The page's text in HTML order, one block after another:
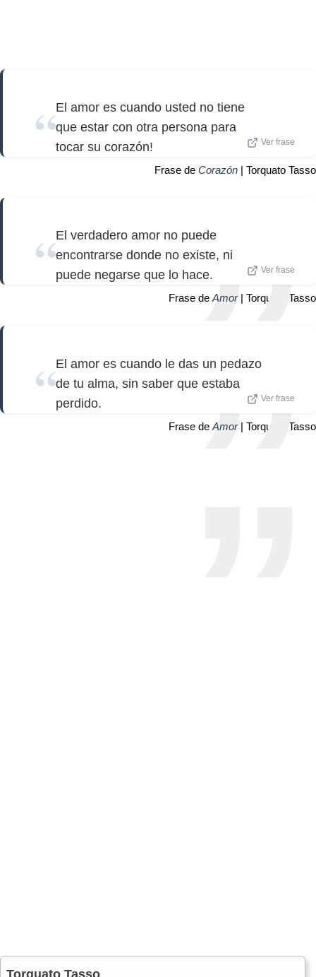
El amor es cuando usted no tiene
que estar con otra persona para
tocar su corazón!
Ver frase
Frase de Corazón | Torquato Tasso
El verdadero amor no puede
encontrarse donde no existe, ni
puede negarse que lo hace.
Ver frase
Frase de Amor| Torquato Tasso
El amor es cuando le das un pedazo
de tu alma, sin saber que estaba
perdido.
Ver frase
Frase de Amor| Torquato Tasso
Torquato Tasso